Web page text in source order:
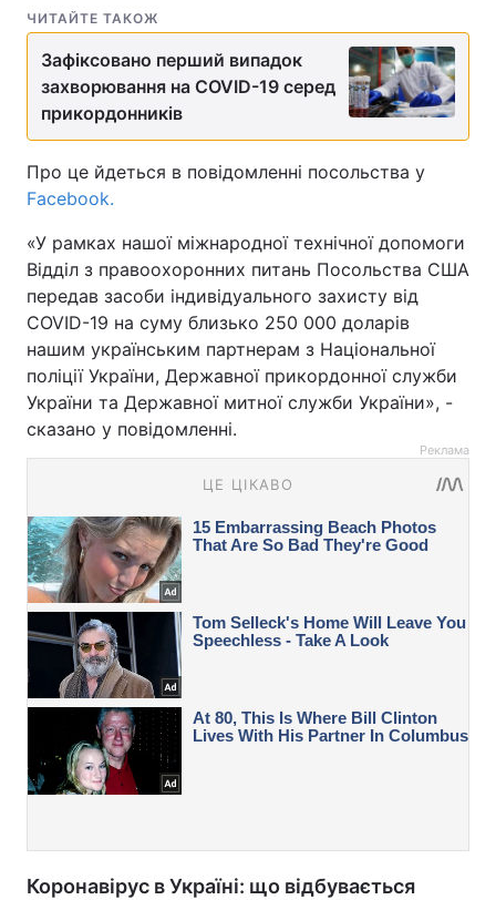
ЧИТАЙТЕ ТАКОЖ
Зафіксовано перший випадок
захворювання на COVID-19 серед
прикордонників
Про це йдеться в повідомленні посольства у
Facebook.
«У рамках нашої міжнародної технічної допомоги
Відділ з правоохоронних питань Посольства США
передав засоби індивідуального захисту від
COVID-19 на суму близько 250 000 доларів
нашим українським партнерам з Національної
поліції України, Державної прикордонної служби
України та Державної митної служби України», -
сказано у повідомленні.
Реклама
Коронавірус в Україні: що відбувається